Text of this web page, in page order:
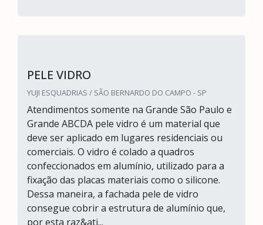
PELE VIDRO
YUJI ESQUADRIAS / SÃO BERNARDO DO CAMPO - SP
Atendimentos somente na Grande São Paulo e
Grande ABCDA pele vidro é um material que
deve ser aplicado em lugares residenciais ou
comerciais. O vidro é colado a quadros
confeccionados em alumínio, utilizado para a
fixação das placas materiais como o silicone.
Dessa maneira, a fachada pele de vidro
consegue cobrir a estrutura de alumínio que,
por esta raz&ati...